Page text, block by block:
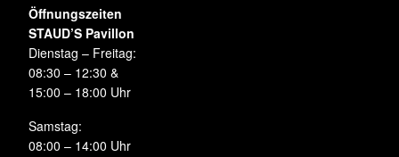
Öffnungszeiten
STAUD’S Pavillon
Dienstag – Freitag:
08:30 – 12:30 &
15:00 – 18:00 Uhr
Samstag:
08:00 – 14:00 Uhr